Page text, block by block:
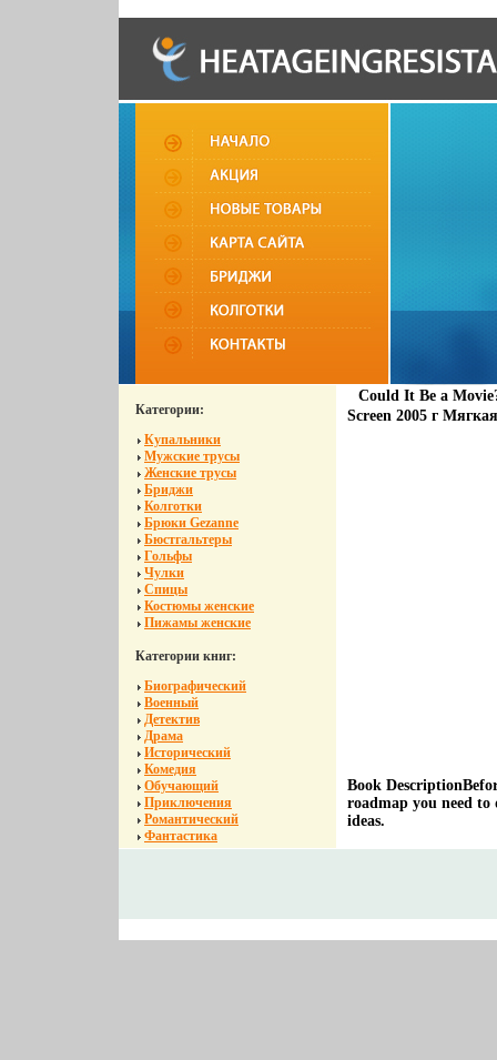
Категории:
Купальники
Мужские трусы
Женские трусы
Бриджи
Колготки
Брюки Gezanne
Бюстгальтеры
Гольфы
Чулки
Спицы
Костюмы женские
Пижамы женские
Категории книг:
Биографический
Военный
Детектив
Драма
Исторический
Комедия
Обучающий
Приключения
Романтический
Фантастика
Could It Be a
Screen 2005 г
Book
roadmap you need
ideas.